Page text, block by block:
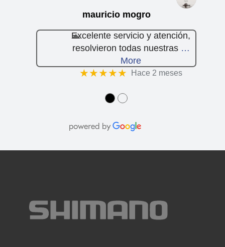
mauricio mogro
Excelente servicio y atención,
resolvieron todas nuestras …
More
★★★★★ Hace 2 meses
●●